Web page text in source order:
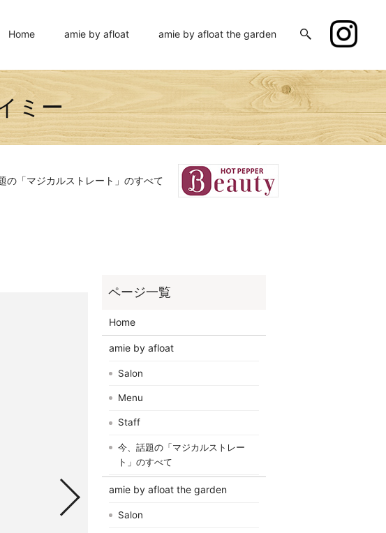
Home amie by afloat amie by afloat the garden
の「マジカルストレート」のすべて
ミー
Home
amie by afloat
Salon
Menu
Staff
今、話題の「マジカルストレー
ト」のすべて
amie by afloat the garden
Salon